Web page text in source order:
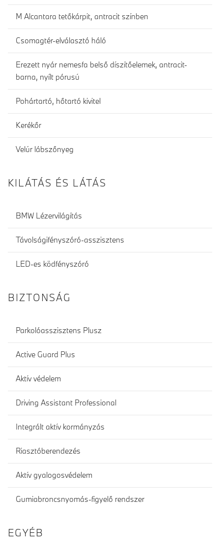
M Alcantara tetőkárpit, antracit színben
Csomagtér-elválasztó háló
Erezett nyár nemesfa belső díszítőelemek, antracit-
barna, nyílt pórusú
Pohártartó, hőtartó kivitel
Kerékőr
Velúr lábszőnyeg
KILÁTÁS ÉS LÁTÁS
BMW Lézervilágítás
Távolságifényszóró-asszisztens
LED-es ködfényszóró
BIZTONSÁG
Parkolóasszisztens Plusz
Active Guard Plus
Aktív védelem
Driving Assistant Professional
Integrált aktív kormányzás
Riasztóberendezés
Aktív gyalogosvédelem
Gumiabroncsnyomás-figyelő rendszer
EGYÉB